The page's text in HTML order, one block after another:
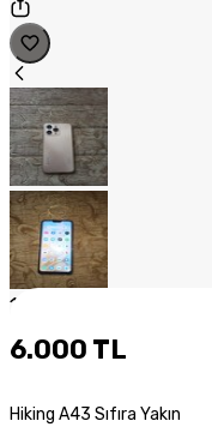
1
6.000 TL
Hiking A43 Sıfıra Yakın